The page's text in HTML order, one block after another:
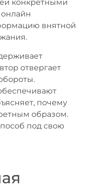
конкретными
внятной
отвергает
почему
образом.
под свою